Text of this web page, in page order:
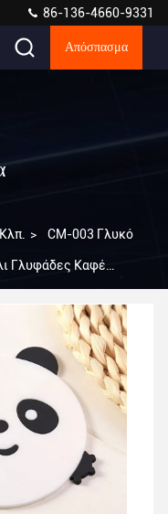
86-136-4660-9331
Απόσπασμα
> CM-003 Γλυκό
Γλυφάδες Καφέ